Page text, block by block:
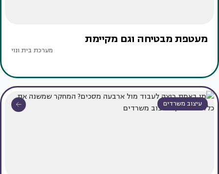
מעטפת מבטיחה וגם מקיימת
מערכת בית ונוי
עיצוב משרדים